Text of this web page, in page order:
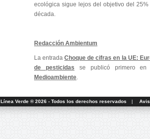
ecológica sigue lejos del objetivo del
década.
Redacción Ambientum
La entradaChoque de cifras en la UE:
de pesticidas se publicó primero
Medioambiente.
Línea Verde ® 2026 - Todos los derechos reservados |